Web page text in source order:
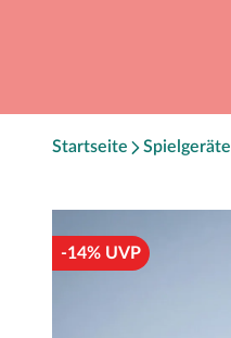
Startseite Spielgeräte
-14% UVP